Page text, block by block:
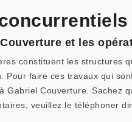
et les
constituent les structures
Pour faire ces travaux qui
Gabriel Couverture. Sachez
veuillez le téléphoner